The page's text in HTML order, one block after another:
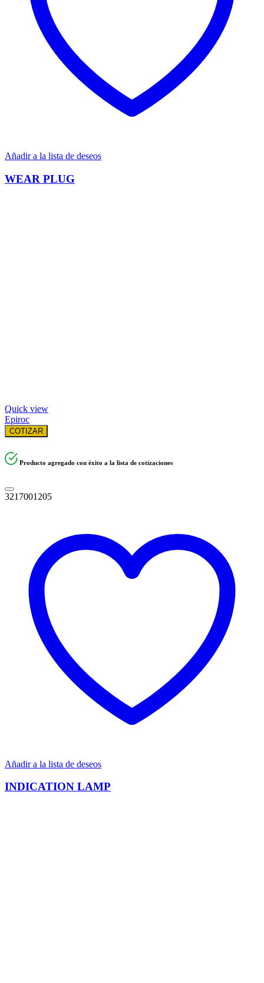
Añadir a la lista de deseos
WEAR PLUG
Quick view
Epiroc
COTIZAR
Producto agregado con éxito a la lista de cotizaciones
3217001205
Añadir a la lista de deseos
INDICATION LAMP